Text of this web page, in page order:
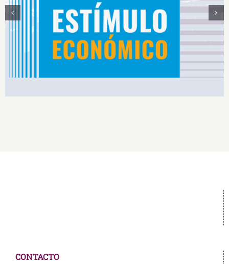
Estímulos Económicos para Deportistas de Alto
Rendimiento IS2026
CONTACTO